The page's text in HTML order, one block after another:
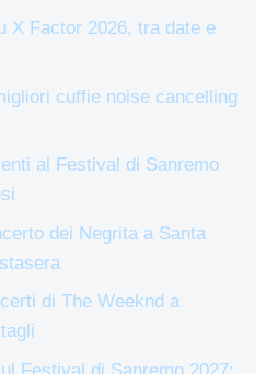
X Factor 2026, tra date e
cuffie noise cancelling
al Festival di Sanremo
dei Negrita a Santa
di The Weeknd a